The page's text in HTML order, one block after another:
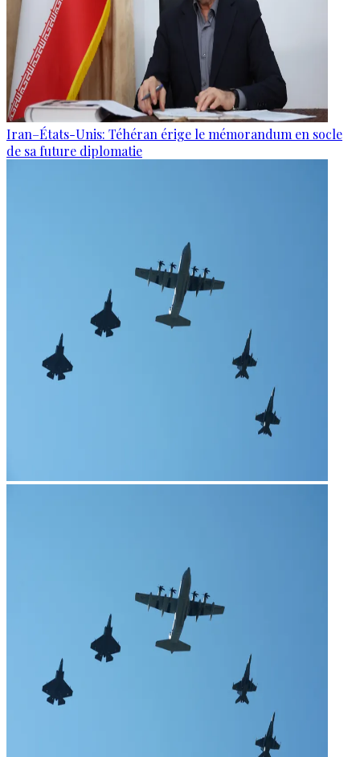
Iran–États-Unis: Téhéran érige le mémorandum en socle
de sa future diplomatie